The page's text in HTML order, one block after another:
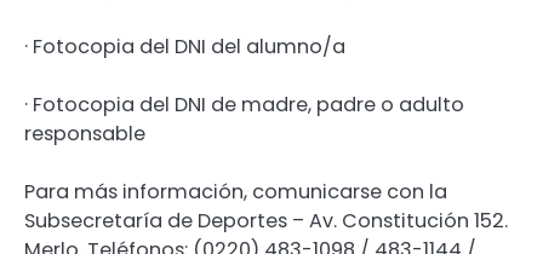
· Fotocopia del DNI del alumno/a
· Fotocopia del DNI de madre, padre o adulto
responsable
Para más información, comunicarse con la
Subsecretaría de Deportes – Av. Constitución 152.